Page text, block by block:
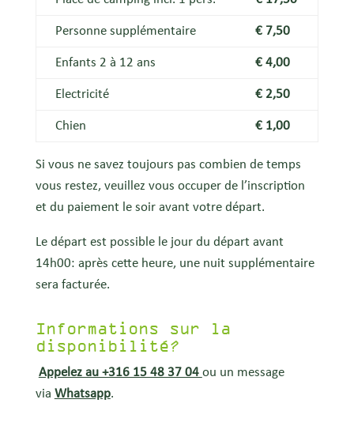
Personne supplémentaire € 7,50
Enfants 2 à 12 ans € 4,00
Electricité € 2,50
Chien € 1,00
Si vous ne savez toujours pas combien de temps
vous restez, veuillez vous occuper de l’inscription
et du paiement le soir avant votre départ.
Le départ est possible le jour du départ avant
14h00: après cette heure, une nuit supplémentaire
sera facturée.
Informations sur la
disponibilité?
Appelez au +316 15 48 37 04 ou un message
via Whatsapp.